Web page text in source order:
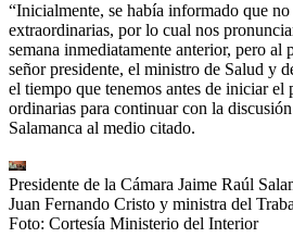
“Inicialmente, se había informado que no
extraordinarias, por lo cual nos
semana inmediatamente anterior, pero al
señor presidente, el ministro de Salud y
el tiempo que tenemos antes de iniciar el
ordinarias para continuar con la
Salamanca al medio citado.
Presidente de la Cámara Jaime Raúl
Juan Fernando Cristo y ministra del
Foto: Cortesía Ministerio del Interior